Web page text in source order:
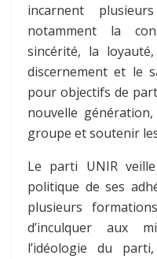
incarnent
notamment la
sincérité, la
discernement et le
pour objectifs de
nouvelle
groupe et soutenir
Le parti UNIR
politique de ses
plusieurs
d’inculquer aux
l’idéologie du